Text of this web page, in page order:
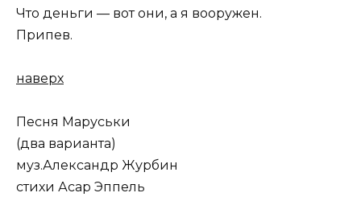
Что деньги — вот они, а я вооружен.
Припев.
наверх
Песня Маруськи
(два варианта)
муз.Александр Журбин
стихи Асар Эппель